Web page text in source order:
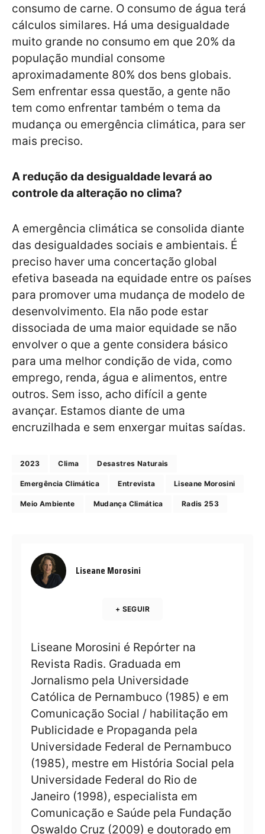
consumo de carne. O consumo de água terá
cálculos similares. Há uma desigualdade
muito grande no consumo em que 20% da
população mundial consome
aproximadamente 80% dos bens globais.
Sem enfrentar essa questão, a gente não
tem como enfrentar também o tema da
mudança ou emergência climática, para ser
mais preciso.
A redução da desigualdade levará ao
controle da alteração no clima?
A emergência climática se consolida diante
das desigualdades sociais e ambientais. É
preciso haver uma concertação global
efetiva baseada na equidade entre os países
para promover uma mudança de modelo de
desenvolvimento. Ela não pode estar
dissociada de uma maior equidade se não
envolver o que a gente considera básico
para uma melhor condição de vida, como
emprego, renda, água e alimentos, entre
outros. Sem isso, acho difícil a gente
avançar. Estamos diante de uma
encruzilhada e sem enxergar muitas saídas.
2023 Clima Desastres Naturais
Emergência Climática Entrevista Liseane Morosini
Meio Ambiente Mudança Climática Radis 253
Liseane Morosini
+ SEGUIR
Liseane Morosini é Repórter na
Revista Radis. Graduada em
Jornalismo pela Universidade
Católica de Pernambuco (1985) e em
Comunicação Social / habilitação em
Publicidade e Propaganda pela
Universidade Federal de Pernambuco
(1985), mestre em História Social pela
Universidade Federal do Rio de
Janeiro (1998), especialista em
Comunicação e Saúde pela Fundação
Oswaldo Cruz (2009) e doutorado em